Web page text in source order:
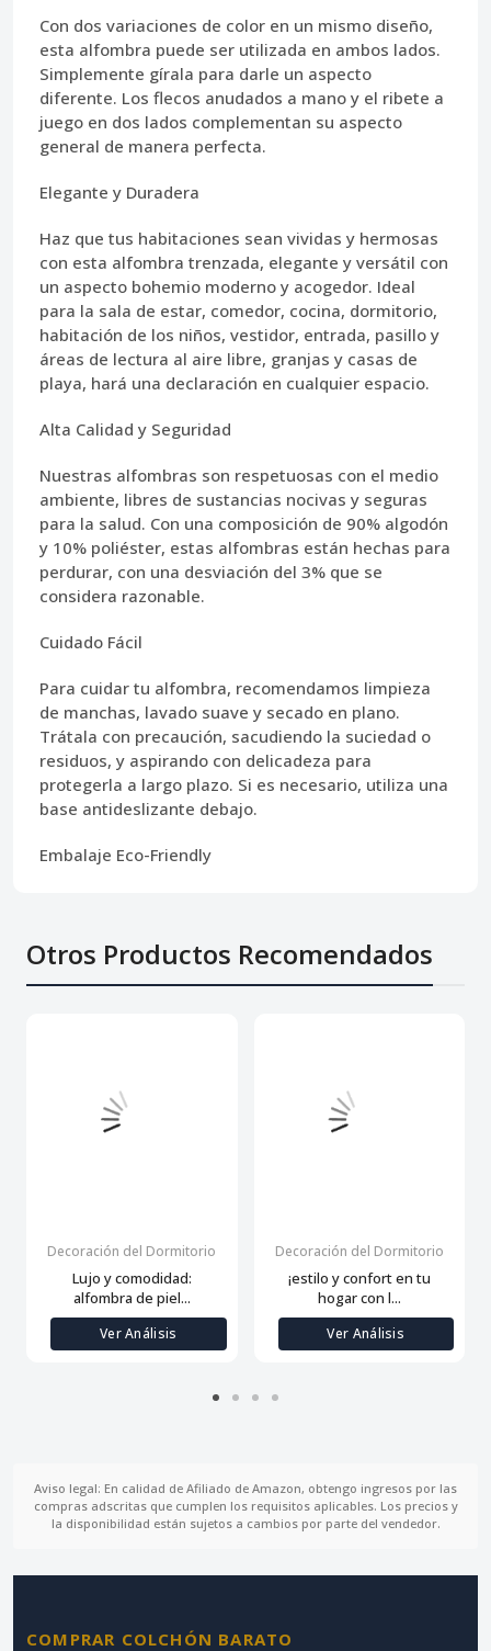
Con dos variaciones de color en un mismo diseño,
esta alfombra puede ser utilizada en ambos lados.
Simplemente gírala para darle un aspecto
diferente. Los flecos anudados a mano y el ribete a
juego en dos lados complementan su aspecto
general de manera perfecta.
Elegante y Duradera
Haz que tus habitaciones sean vividas y hermosas
con esta alfombra trenzada, elegante y versátil con
un aspecto bohemio moderno y acogedor. Ideal
para la sala de estar, comedor, cocina, dormitorio,
habitación de los niños, vestidor, entrada, pasillo y
áreas de lectura al aire libre, granjas y casas de
playa, hará una declaración en cualquier espacio.
Alta Calidad y Seguridad
Nuestras alfombras son respetuosas con el medio
ambiente, libres de sustancias nocivas y seguras
para la salud. Con una composición de 90% algodón
y 10% poliéster, estas alfombras están hechas para
perdurar, con una desviación del 3% que se
considera razonable.
Cuidado Fácil
Para cuidar tu alfombra, recomendamos limpieza
de manchas, lavado suave y secado en plano.
Trátala con precaución, sacudiendo la suciedad o
residuos, y aspirando con delicadeza para
protegerla a largo plazo. Si es necesario, utiliza una
base antideslizante debajo.
Embalaje Eco-Friendly
Otros Productos Recomendados
Decoración del Dormitorio
Lujo y comodidad:
alfombra de piel...
Ver Análisis
Decoración del Dormitorio
¡estilo y confort en tu
hogar con l...
Ver Análisis
Aviso legal: En calidad de Afiliado de Amazon, obtengo ingresos por las
compras adscritas que cumplen los requisitos aplicables. Los precios y
la disponibilidad están sujetos a cambios por parte del vendedor.
COMPRAR COLCHÓN BARATO